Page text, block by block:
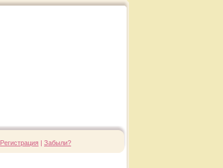
Регистрация | Забыли?